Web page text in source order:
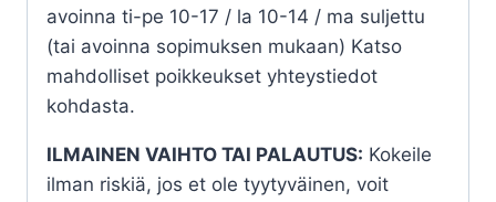
avoinna ti-pe 10-17 / la 10-14 / ma suljettu
(tai avoinna sopimuksen mukaan) Katso
mahdolliset poikkeukset yhteystiedot
kohdasta.
ILMAINEN VAIHTO TAI PALAUTUS: Kokeile
ilman riskiä, jos et ole tyytyväinen, voit